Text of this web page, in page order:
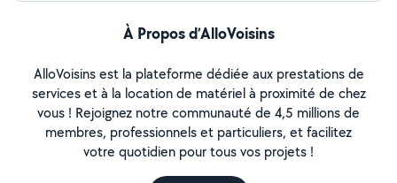
À Propos d’AlloVoisins
AlloVoisins est la plateforme dédiée aux prestations de
services et à la location de matériel à proximité de chez
vous ! Rejoignez notre communauté de 4,5 millions de
membres, professionnels et particuliers, et facilitez
votre quotidien pour tous vos projets !